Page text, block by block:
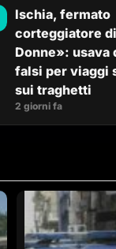
Ischia, fermato
corteggiatore
Donne»: usava
falsi per viaggi
sui traghetti
2 giorni fa